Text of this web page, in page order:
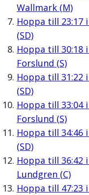
Wallmark (M)
Hoppa till 23:17i
(SD)
Hoppa till 30:18i
Forslund (S)
Hoppa till 31:22
(SD)
Hoppa till 33:04i
Forslund (S)
Hoppa till 34:46i
(SD)
Hoppa till 36:42
Lundgren (C)
Hoppa till 47:23